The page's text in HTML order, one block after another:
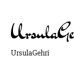
Ursula
UrsulaGehri